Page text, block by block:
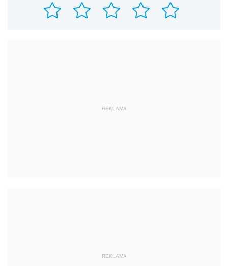
REKLAMA
REKLAMA